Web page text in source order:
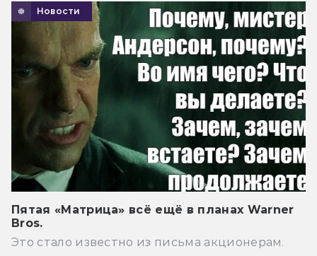
Новости
Пятая «Матрица» всё ещё в планах Warner
Bros.
Это стало известно из письма акционерам.